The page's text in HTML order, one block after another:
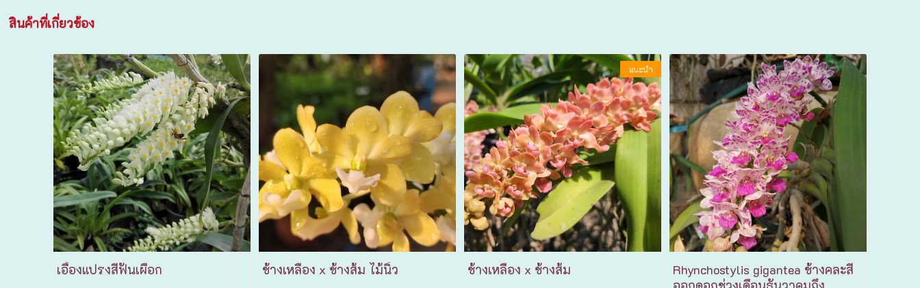
สินค้าที่เกี่ยวข้อง
เอื้องแปรงสีฟันเผือก ช้างเหลือง x ช้างส้ม ไม้นิ้ว
แนะนำ
ช้างเหลือง x ช้างส้ม
Rhynchostylis gigantea ช้างคละสี